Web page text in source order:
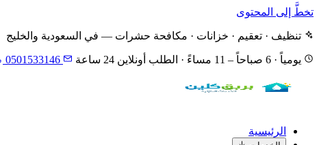
تخطَّ إلى المحتوى
تنظيف · تعقيم · خزانات · مكافحة حشرات — في السعودية والخليج
يومياً · 6 صباحاً – 11 مساءً · الطلب أونلاين 24 ساعة 0501533146
الرئيسية